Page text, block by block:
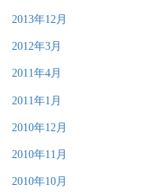
2013年12月
2012年3月
2011年4月
2011年1月
2010年12月
2010年11月
2010年10月